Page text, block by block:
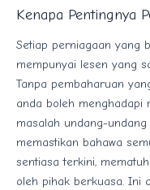
Kenapa Pentingnya
Setiap perniagaan yang
mempunyai lesen yang
Tanpa pembaharuan
anda boleh menghadapi
masalah undang-
memastikan bahawa
sentiasa terkini,
oleh pihak berkuasa. Ini